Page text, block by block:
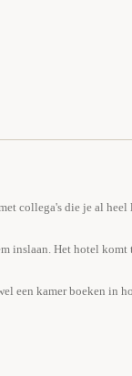
collega's die je al heel
inslaan. Het hotel komt
een kamer boeken in